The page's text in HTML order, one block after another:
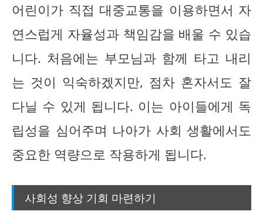
어린이가 직접 대중교통을 이용하면서 자
연스럽게 자율성과 책임감을 배울 수 있습
니다. 처음에는 부모님과 함께 타고 내리
는 것이 익숙하겠지만, 점차 혼자서도 잘
다닐 수 있게 됩니다. 이는 아이들에게 독
립성을 심어주며 나아가 사회 생활에서도
중요한 역량으로 작용하게 됩니다.
사회성 향상 기회 마련하기